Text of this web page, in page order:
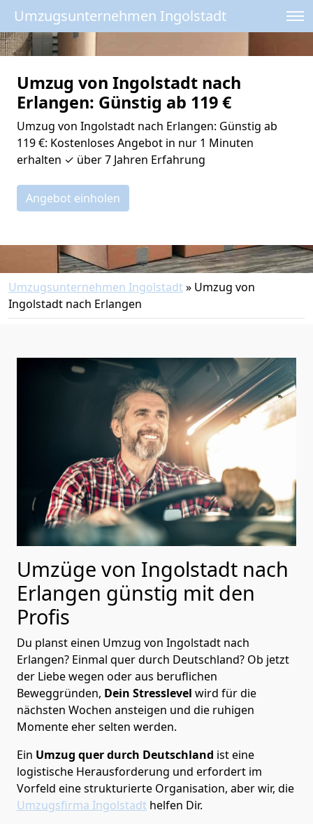
Umzugsunternehmen Ingolstadt
Umzug von Ingolstadt nach
Erlangen: Günstig ab 119 €
Umzug von Ingolstadt nach Erlangen: Günstig ab
119 €: Kostenloses Angebot in nur 1 Minuten
erhalten ✓ über 7 Jahren Erfahrung
Angebot einholen
Umzugsunternehmen Ingolstadt» Umzug von
Ingolstadt nach Erlangen
Umzüge von Ingolstadt nach
Erlangen günstig mit den
Profis
Du planst einen Umzug von Ingolstadt nach
Erlangen? Einmal quer durch Deutschland? Ob jetzt
der Liebe wegen oder aus beruflichen
Beweggründen, Dein Stresslevel wird für die
nächsten Wochen ansteigen und die ruhigen
Momente eher selten werden.
Ein Umzug quer durch Deutschland ist eine
logistische Herausforderung und erfordert im
Vorfeld eine strukturierte Organisation, aber wir, die
Umzugsfirma Ingolstadt helfen Dir.